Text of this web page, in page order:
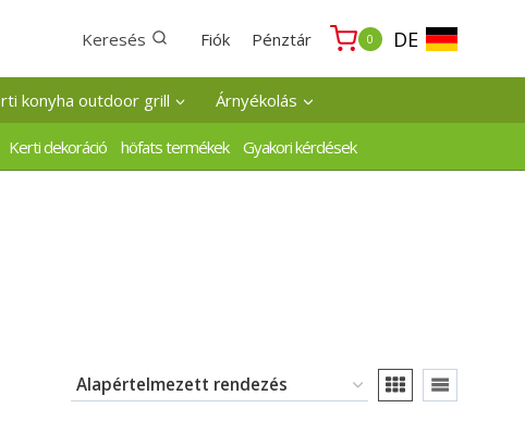
Keresés Fiók Pénztár 0 DE
konyha outdoor grill Árnyékolás
Kerti dekoráció höfats termékek Gyakori kérdések